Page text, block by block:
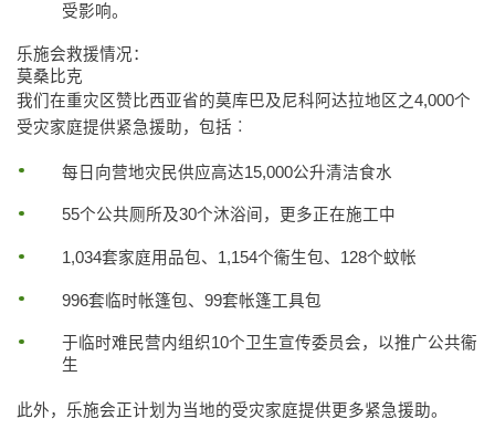
受影响。
乐施会救援情况：
莫桑比克
我们在重灾区赞比西亚省的莫库巴及尼科阿达拉地区之4,000个
受灾家庭提供紧急援助，包括︰
每日向营地灾民供应高达15,000公升清洁食水
55个公共厕所及30个沐浴间，更多正在施工中
1,034套家庭用品包、1,154个衞生包、128个蚊帐
996套临时帐篷包、99套帐篷工具包
于临时难民营内组织10个卫生宣传委员会，以推广公共衞
生
此外，乐施会正计划为当地的受灾家庭提供更多紧急援助。